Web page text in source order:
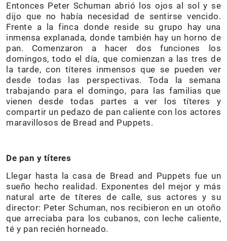
Entonces Peter Schuman abrió los ojos al sol y se
dijo que no había necesidad de sentirse vencido.
Frente a la finca donde reside su grupo hay una
inmensa explanada, donde también hay un horno de
pan. Comenzaron a hacer dos funciones los
domingos, todo el día, que comienzan a las tres de
la tarde, con títeres inmensos que se pueden ver
desde todas las perspectivas. Toda la semana
trabajando para el domingo, para las familias que
vienen desde todas partes a ver los títeres y
compartir un pedazo de pan caliente con los actores
maravillosos de Bread and Puppets.
De pan y títeres
Llegar hasta la casa de Bread and Puppets fue un
sueño hecho realidad. Exponentes del mejor y más
natural arte de títeres de calle, sus actores y su
director: Peter Schuman, nos recibieron en un otoño
que arreciaba para los cubanos, con leche caliente,
té y pan recién horneado.